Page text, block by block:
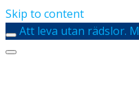
Skip to content
Att leva utan rädslor.